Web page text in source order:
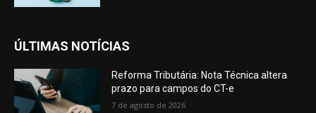
ÚLTIMAS NOTÍCIAS
Reforma Tributária: Nota Técnica altera
prazo para campos do CT-e
7 de agosto de 2026